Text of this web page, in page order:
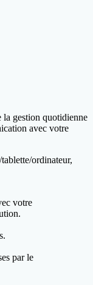
gestion quotidienne
avec votre
ordinateur,
votre
par le